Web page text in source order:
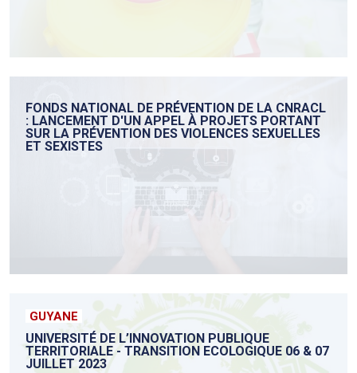
FONDS NATIONAL DE PRÉVENTION DE LA CNRACL
: LANCEMENT D'UN APPEL À PROJETS PORTANT
SUR LA PRÉVENTION DES VIOLENCES SEXUELLES
ET SEXISTES
GUYANE
UNIVERSITÉ DE L’INNOVATION PUBLIQUE
TERRITORIALE - TRANSITION ECOLOGIQUE 06 & 07
JUILLET 2023